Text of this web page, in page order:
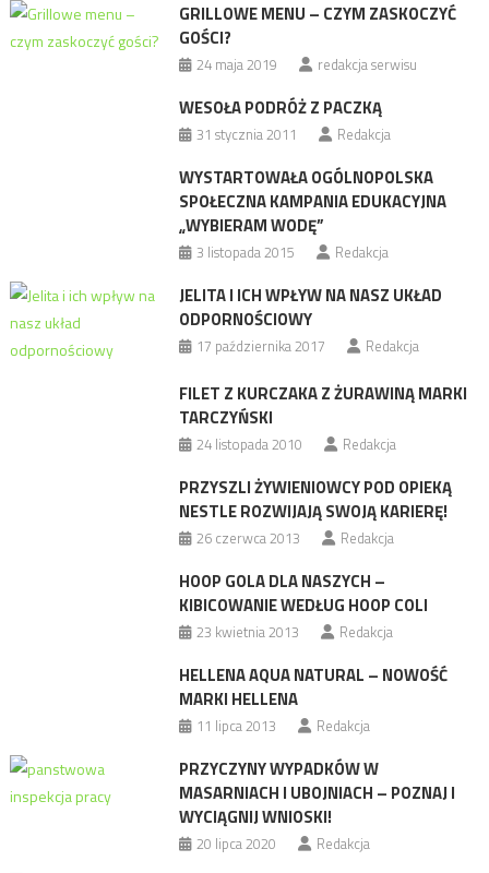
GRILLOWE MENU – CZYM ZASKOCZYĆ
GOŚCI?
24 maja 2019 redakcja serwisu
WESOŁA PODRÓŻ Z PACZKĄ
31 stycznia 2011 Redakcja
WYSTARTOWAŁA OGÓLNOPOLSKA
SPOŁECZNA KAMPANIA EDUKACYJNA
„WYBIERAM WODĘ”
3 listopada 2015 Redakcja
JELITA I ICH WPŁYW NA NASZ UKŁAD
ODPORNOŚCIOWY
17 października 2017 Redakcja
FILET Z KURCZAKA Z ŻURAWINĄ MARKI
TARCZYŃSKI
24 listopada 2010 Redakcja
PRZYSZLI ŻYWIENIOWCY POD OPIEKĄ
NESTLE ROZWIJAJĄ SWOJĄ KARIERĘ!
26 czerwca 2013 Redakcja
HOOP GOLA DLA NASZYCH –
KIBICOWANIE WEDŁUG HOOP COLI
23 kwietnia 2013 Redakcja
HELLENA AQUA NATURAL – NOWOŚĆ
MARKI HELLENA
11 lipca 2013 Redakcja
PRZYCZYNY WYPADKÓW W
MASARNIACH I UBOJNIACH – POZNAJ I
WYCIĄGNIJ WNIOSKI!
20 lipca 2020 Redakcja